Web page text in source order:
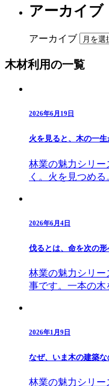
アーカイブ
アーカイブ
木材利用の一覧
2026年6月19日
火を見ると、木の一
林業の魅力シリ
く。火を見つめ
2026年6月4日
伐るとは、命を次の
林業の魅力シリ
事です。一本の
2026年1月9日
なぜ、いま木の建築
林業の魅力シリ